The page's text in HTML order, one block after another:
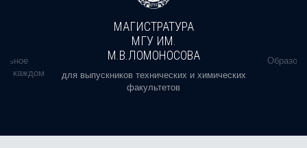
в каждом
МАГИСТРАТУРА
МГУ ИМ.
М.В.ЛОМОНОСОВА
для выпускников технических и химических
факультетов